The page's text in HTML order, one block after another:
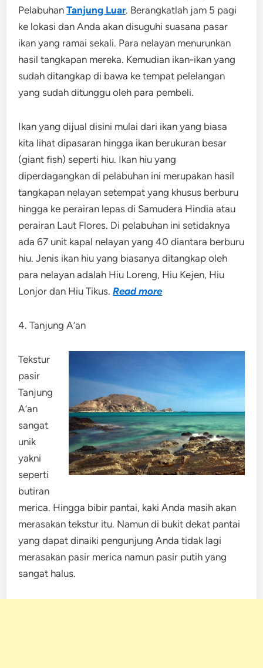
PelabuhanTanjung Luar. Berangkatlah jam 5 pagi
ke lokasi dan Anda akan disuguhi suasana pasar
ikan yang ramai sekali. Para nelayan menurunkan
hasil tangkapan mereka. Kemudian ikan-ikan yang
sudah ditangkap di bawa ke tempat pelelangan
yang sudah ditunggu oleh para pembeli.
Ikan yang dijual disini mulai dari ikan yang biasa
kita lihat dipasaran hingga ikan berukuran besar
(giant fish) seperti hiu. Ikan hiu yang
diperdagangkan di pelabuhan ini merupakan hasil
tangkapan nelayan setempat yang khusus berburu
hingga ke perairan lepas di Samudera Hindia atau
perairan Laut Flores. Di pelabuhan ini setidaknya
ada 67 unit kapal nelayan yang 40 diantara berburu
hiu. Jenis ikan hiu yang biasanya ditangkap oleh
para nelayan adalah Hiu Loreng, Hiu Kejen, Hiu
Lonjor dan Hiu Tikus.Read more
4. Tanjung A’an
Tekstur
pasir
Tanjung
A’an
sangat
unik
yakni
seperti
butiran
merica. Hingga bibir pantai, kaki Anda masih akan
merasakan tekstur itu. Namun di bukit dekat pantai
yang dapat dinaiki pengunjung Anda tidak lagi
merasakan pasir merica namun pasir putih yang
sangat halus.